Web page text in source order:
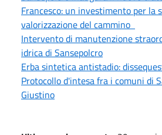
Francesco: un investimento per la
valorizzazione del cammino
Intervento di manutenzione
idrica di Sansepolcro
Erba sintetica antistadio:
Protocollo d'intesa fra i comuni di
Giustino